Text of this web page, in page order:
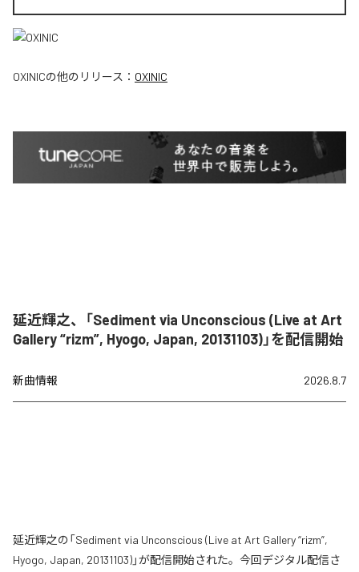
OXINICの他のリリース： OXINIC
延近輝之、「Sediment via Unconscious (Live at Art
Gallery “rizm”, Hyogo, Japan, 20131103)」を配信開始
新曲情報 2026.8.7
延近輝之の「Sediment via Unconscious (Live at Art Gallery “rizm”,
Hyogo, Japan, 20131103)」が配信開始された。今回デジタル配信さ